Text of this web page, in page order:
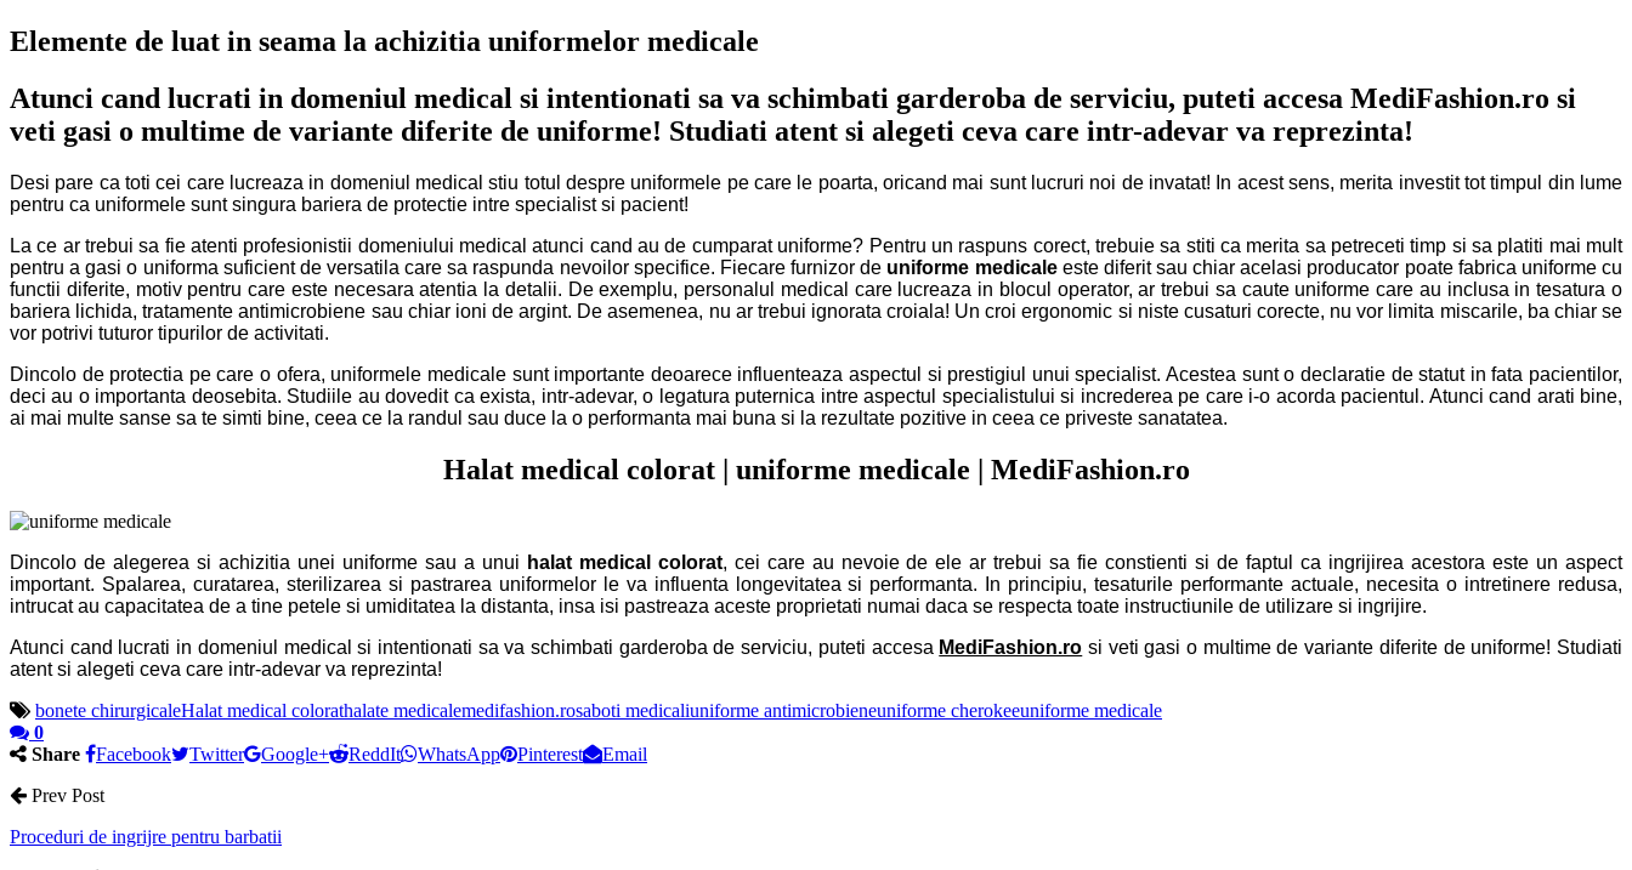
Elemente de luat in seama la achizitia uniformelor medicale
Atunci cand lucrati in domeniul medical si intentionati sa va schimbati garderoba de serviciu, puteti accesa MediFashion.ro si
veti gasi o multime de variante diferite de uniforme! Studiati atent si alegeti ceva care intr-adevar va reprezinta!
Desi pare ca toti cei care lucreaza in domeniul medical stiu totul despre uniformele pe care le poarta, oricand mai sunt lucruri noi de invatat! In acest sens, merita investit tot timpul din lume
pentru ca uniformele sunt singura bariera de protectie intre specialist si pacient!
La ce ar trebui sa fie atenti profesionistii domeniului medical atunci cand au de cumparat uniforme? Pentru un raspuns corect, trebuie sa stiti ca merita sa petreceti timp si sa platiti mai mult
pentru a gasi o uniforma suficient de versatila care sa raspunda nevoilor specifice. Fiecare furnizor de uniforme medicaleeste diferit sau chiar acelasi producator poate fabrica uniforme cu
functii diferite, motiv pentru care este necesara atentia la detalii. De exemplu, personalul medical care lucreaza in blocul operator, ar trebui sa caute uniforme care au inclusa in tesatura o
bariera lichida, tratamente antimicrobiene sau chiar ioni de argint. De asemenea, nu ar trebui ignorata croiala! Un croi ergonomic si niste cusaturi corecte, nu vor limita miscarile, ba chiar se
vor potrivi tuturor tipurilor de activitati.
Dincolo de protectia pe care o ofera, uniformele medicale sunt importante deoarece influenteaza aspectul si prestigiul unui specialist. Acestea sunt o declaratie de statut in fata pacientilor,
deci au o importanta deosebita. Studiile au dovedit ca exista, intr-adevar, o legatura puternica intre aspectul specialistului si increderea pe care i-o acorda pacientul. Atunci cand arati bine,
ai mai multe sanse sa te simti bine, ceea ce la randul sau duce la o performanta mai buna si la rezultate pozitive in ceea ce priveste sanatatea.
Halat medical colorat | uniforme medicale | MediFashion.ro
Dincolo de alegerea si achizitia unei uniforme sau a unui halat medical colorat, cei care au nevoie de ele ar trebui sa fie constienti si de faptul ca ingrijirea acestora este un aspect
important. Spalarea, curatarea, sterilizarea si pastrarea uniformelor le va influenta longevitatea si performanta. In principiu, tesaturile performante actuale, necesita o intretinere redusa,
intrucat au capacitatea de a tine petele si umiditatea la distanta, insa isi pastreaza aceste proprietati numai daca se respecta toate instructiunile de utilizare si ingrijire.
Atunci cand lucrati in domeniul medical si intentionati sa va schimbati garderoba de serviciu, puteti accesa MediFashion.ro si veti gasi o multime de variante diferite de uniforme! Studiati
atent si alegeti ceva care intr-adevar va reprezinta!
bonete chirurgicaleHalat medical colorathalate medicalemedifashion.rosaboti medicaliuniforme antimicrobieneuniforme cherokeeuniforme medicale
0
Share
Facebook Twitter Google+ ReddIt WhatsApp Pinterest
Email
Prev Post
Proceduri de ingrijre pentru barbatii